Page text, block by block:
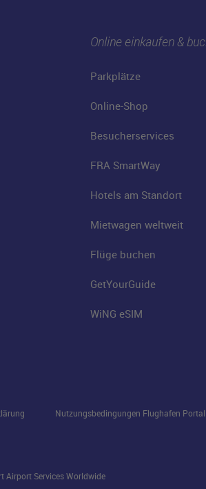
Online einkaufen &
Parkplätze
Online-Shop
Besucherservices
FRA SmartWay
Hotels am Standort
Mietwagen weltweit
Flüge buchen
GetYourGuide
WiNG eSIM
Nutzungsbedingungen Flughafen Portal
Airport Services Worldwide